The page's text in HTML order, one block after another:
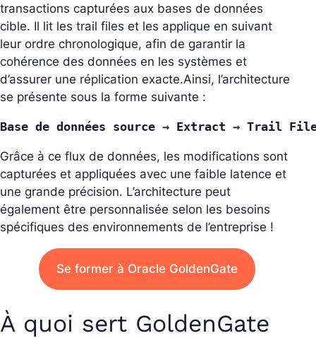
transactions capturées aux bases de données
cible. Il lit les trail files et les applique en suivant
leur ordre chronologique, afin de garantir la
cohérence des données en les systèmes et
d’assurer une réplication exacte.Ainsi, l’architecture
se présente sous la forme suivante :
Base de données source → Extract → Trail
Grâce à ce flux de données, les modifications sont
capturées et appliquées avec une faible latence et
une grande précision. L’architecture peut
également être personnalisée selon les besoins
spécifiques des environnements de l’entreprise !
Se former à Oracle GoldenGate
À quoi sert GoldenGate